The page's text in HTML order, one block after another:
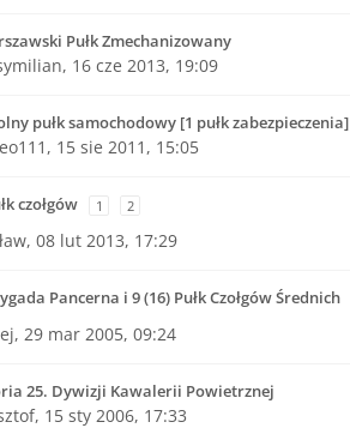
Pułk Zmechanizowany
16 cze 2013, 19:09
pułk samochodowy [1 pułk zabezpieczenia]
15 sie 2011, 15:05
czołgów 1 2
08 lut 2013, 17:29
Pancerna i 9 (16) Pułk Czołgów Średnich
29 mar 2005, 09:24
25. Dywizji Kawalerii Powietrznej
15 sty 2006, 17:33